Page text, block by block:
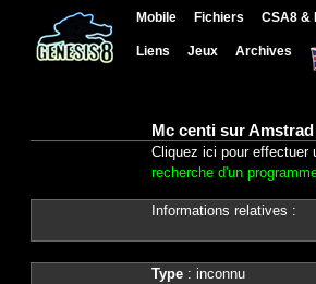
Mobile Fichiers CSA8 &
Liens Jeux Archives
Mc centi sur Amstrad
Cliquez ici pour effectuer
recherche d'un
Informations relatives :
Type: inconnu